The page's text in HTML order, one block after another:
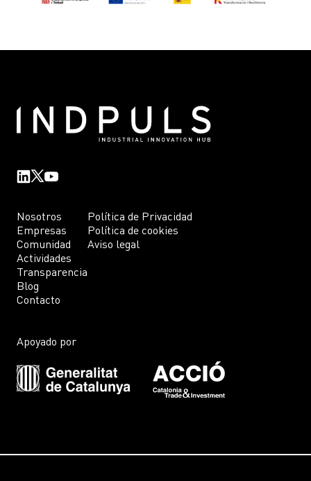
Nosotros
Empresas
Comunidad
Actividades
Transparencia
Blog
Contacto
Política de Privacidad
Política de cookies
Aviso legal
Apoyado por